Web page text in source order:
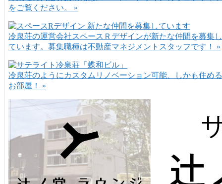
をご覧ください。 »
冷泉荘の運営会社スペースＲデザインが新たな仲間を募集し
ています。募集職種は不動産マネジメントスタッフです！ »
冷泉荘のようにカスタムリノベーション可能、しかも住める
お部屋！ »